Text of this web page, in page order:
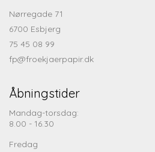
Nørregade 71
6700 Esbjerg
75 45 08 99
fp@froekjaerpapir.dk
Åbningstider
Mandag-torsdag:
8.00 - 16.30
Fredag